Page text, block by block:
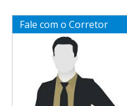
Fale com o Corretor